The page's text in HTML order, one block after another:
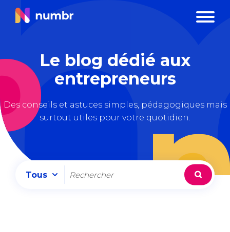
Le blog dédié aux
entrepreneurs
Des conseils et astuces simples, pédagogiques mais
surtout utiles pour votre quotidien.
Tous